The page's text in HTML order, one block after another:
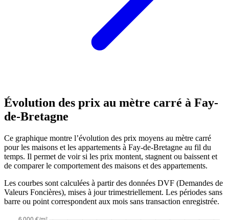
Évolution des prix au mètre carré à Fay-
de-Bretagne
Ce graphique montre l’évolution des prix moyens au mètre carré
pour les maisons et les appartements à Fay-de-Bretagne au fil du
temps. Il permet de voir si les prix montent, stagnent ou baissent et
de comparer le comportement des maisons et des appartements.
Les courbes sont calculées à partir des données DVF (Demandes de
Valeurs Foncières), mises à jour trimestriellement. Les périodes sans
barre ou point correspondent aux mois sans transaction enregistrée.